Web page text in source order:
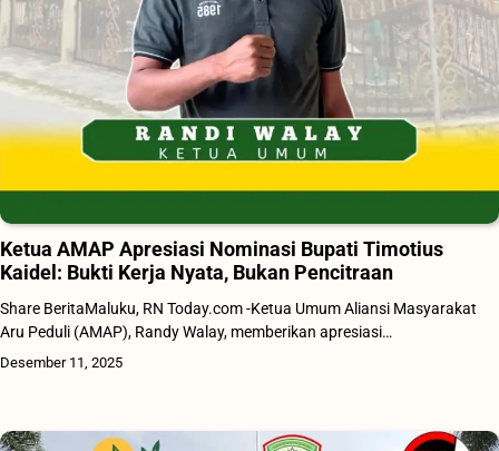
Ketua AMAP Apresiasi Nominasi Bupati Timotius
Kaidel: Bukti Kerja Nyata, Bukan Pencitraan
Share BeritaMaluku, RN Today.com -Ketua Umum Aliansi Masyarakat
Aru Peduli (AMAP), Randy Walay, memberikan apresiasi…
Desember 11, 2025